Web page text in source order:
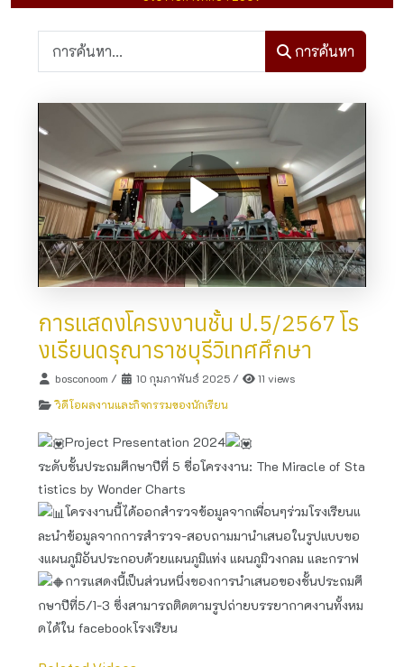
การค้นหา
การแสดงโครงงานชั้น ป.5/2567 โร
งเรียนดรุณาราชบุรีวิเทศศึกษา
bosconoom / 10 กุมภาพันธ์ 2025/
11 views
วิดีโอผลงานและกิจกรรมของนักเรียน
Project Presentation​ 2024
ระดับชั้นประถมศึกษาปีที่ 5 ชื่อโครงงาน: The Miracle of Sta
tistics by Wonder Charts
โครงงานนี้ได้ออกสำรวจข้อมูลจากเพื่อนๆร่วมโรงเรียนแ
ละนำข้อมูลจากการสำรวจ-สอบถามมานำเสนอในรูปแบบขอ
งแผนภูมิอันประกอบด้วยแผนภูมิแท่ง แผนภูมิวงกลม และกราฟ​
การแสดง​นี้เป็นส่วนหนึ่ง​ของการนำเสนอของชั้นประถม​ศึ
กษา​ปี​ที่​5/1-3 ซึ่งสามารถติดตามรูปถ่ายบรรยากาศ​งานทั้งหม
ดได้ใน facebook​โรงเรียน